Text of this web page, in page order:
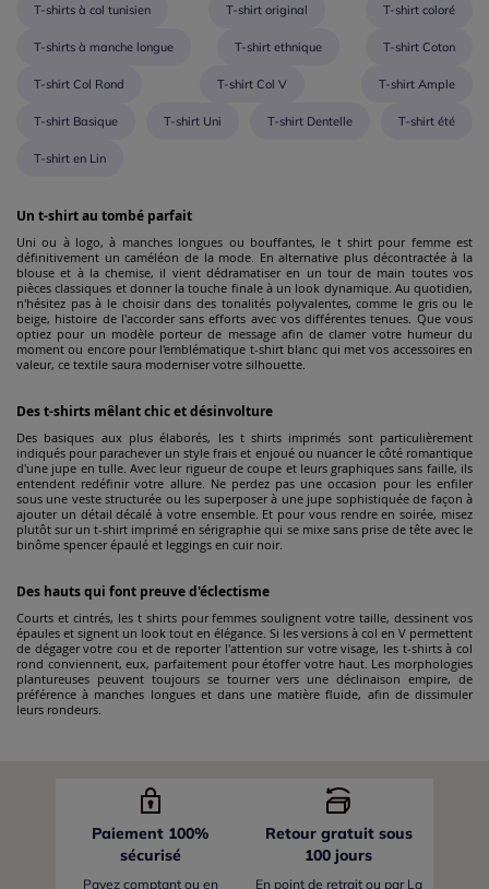
T-shirts à col tunisien T-shirt original T-shirt coloré
T-shirts à manche longue T-shirt ethnique T-shirt Coton
T-shirt Col Rond T-shirt Col V T-shirt Ample
T-shirt Basique T-shirt Uni T-shirt Dentelle T-shirt été
T-shirt en Lin
Un t-shirt au tombé parfait
Uni ou à logo, à manches longues ou bouffantes, le t shirt pour femme est
définitivement un caméléon de la mode. En alternative plus décontractée à la
blouse et à la chemise, il vient dédramatiser en un tour de main toutes vos
pièces classiques et donner la touche finale à un look dynamique. Au quotidien,
n'hésitez pas à le choisir dans des tonalités polyvalentes, comme le gris ou le
beige, histoire de l'accorder sans efforts avec vos différentes tenues. Que vous
optiez pour un modèle porteur de message afin de clamer votre humeur du
moment ou encore pour l'emblématique t-shirt blanc qui met vos accessoires en
valeur, ce textile saura moderniser votre silhouette.
Des t-shirts mêlant chic et désinvolture
Des basiques aux plus élaborés, les t shirts imprimés sont particulièrement
indiqués pour parachever un style frais et enjoué ou nuancer le côté romantique
d'une jupe en tulle. Avec leur rigueur de coupe et leurs graphiques sans faille, ils
entendent redéfinir votre allure. Ne perdez pas une occasion pour les enfiler
sous une veste structurée ou les superposer à une jupe sophistiquée de façon à
ajouter un détail décalé à votre ensemble. Et pour vous rendre en soirée, misez
plutôt sur un t-shirt imprimé en sérigraphie qui se mixe sans prise de tête avec le
binôme spencer épaulé et leggings en cuir noir.
Des hauts qui font preuve d'éclectisme
Courts et cintrés, les t shirts pour femmes soulignent votre taille, dessinent vos
épaules et signent un look tout en élégance. Si les versions à col en V permettent
de dégager votre cou et de reporter l'attention sur votre visage, les t-shirts à col
rond conviennent, eux, parfaitement pour étoffer votre haut. Les morphologies
plantureuses peuvent toujours se tourner vers une déclinaison empire, de
préférence à manches longues et dans une matière fluide, afin de dissimuler
leurs rondeurs.
Paiement 100%
sécurisé
Payez comptant ou en
Retour gratuit sous
100 jours
En point de retrait ou par La